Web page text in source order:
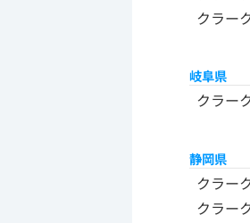
クラー
岐阜県
クラー
静岡県
クラー
クラー